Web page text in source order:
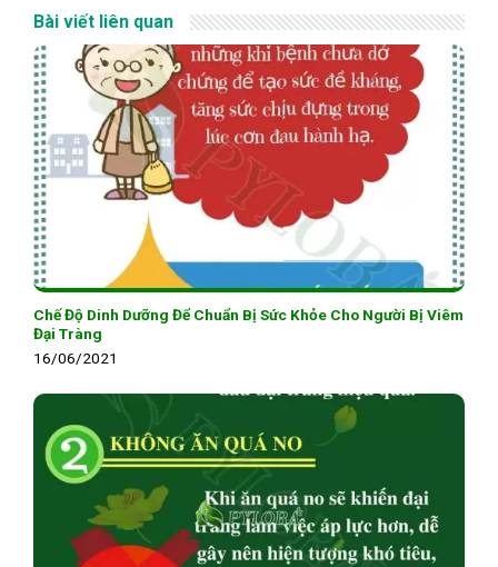
Bài viết liên quan
Chế Độ Dinh Dưỡng Để Chuẩn Bị Sức Khỏe Cho Người Bị Viêm
Đại Tràng
16/06/2021